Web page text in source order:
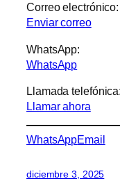
Correo electrónico:
Enviar correo
WhatsApp:
WhatsApp
Llamada telefónica:
Llamar ahora
WhatsAppEmail
diciembre 3, 2025